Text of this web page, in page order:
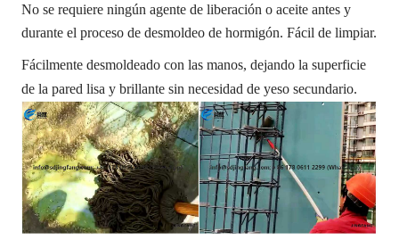
No se requiere ningún agente de liberación o aceite antes y
durante el proceso de desmoldeo de hormigón. Fácil de limpiar.
Fácilmente desmoldeado con las manos, dejando la superficie
de la pared lisa y brillante sin necesidad de yeso secundario.